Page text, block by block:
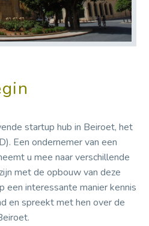
startup hub in Beiroet, het
Een ondernemer van een
u mee naar verschillende
met de opbouw van deze
een interessante manier kennis
en spreekt met hen over de